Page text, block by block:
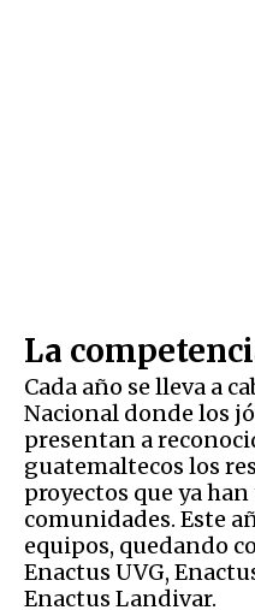
La
Cada año se lleva a
Nacional donde los
presentan a
guatemaltecos los
proyectos que ya
comunidades. Este
equipos, quedando
Enactus UVG,
Enactus Landivar.